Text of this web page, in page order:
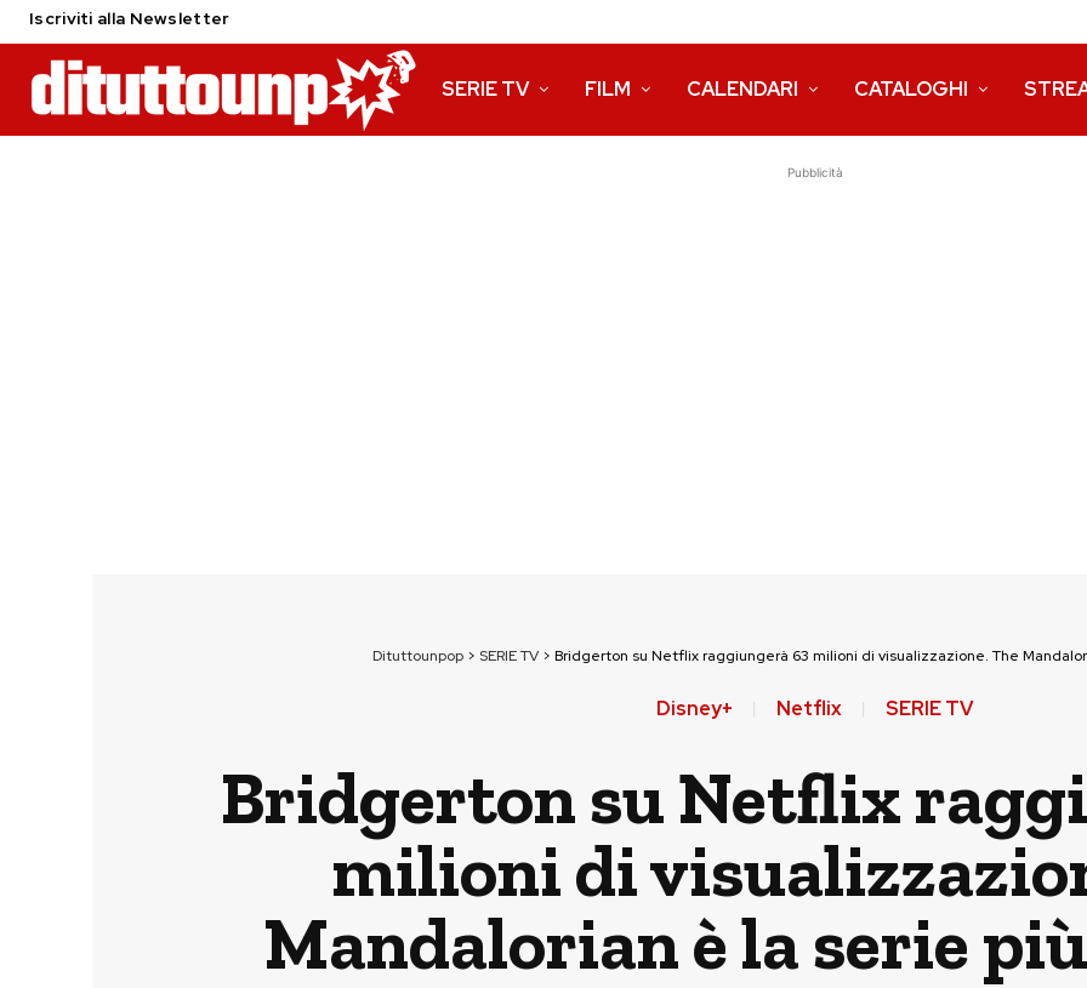
Iscriviti alla Newsletter
SERIE TV FILM CALENDARI CATALOGHI
Pubblicità
Dituttounpop> SERIE TV> Bridgerton su Netflix raggiungerà 63 milioni di visualizzazione. The
Disney+ Netflix SERIE TV
Bridgerton su Netflix
milioni di
Mandalorian è la serie